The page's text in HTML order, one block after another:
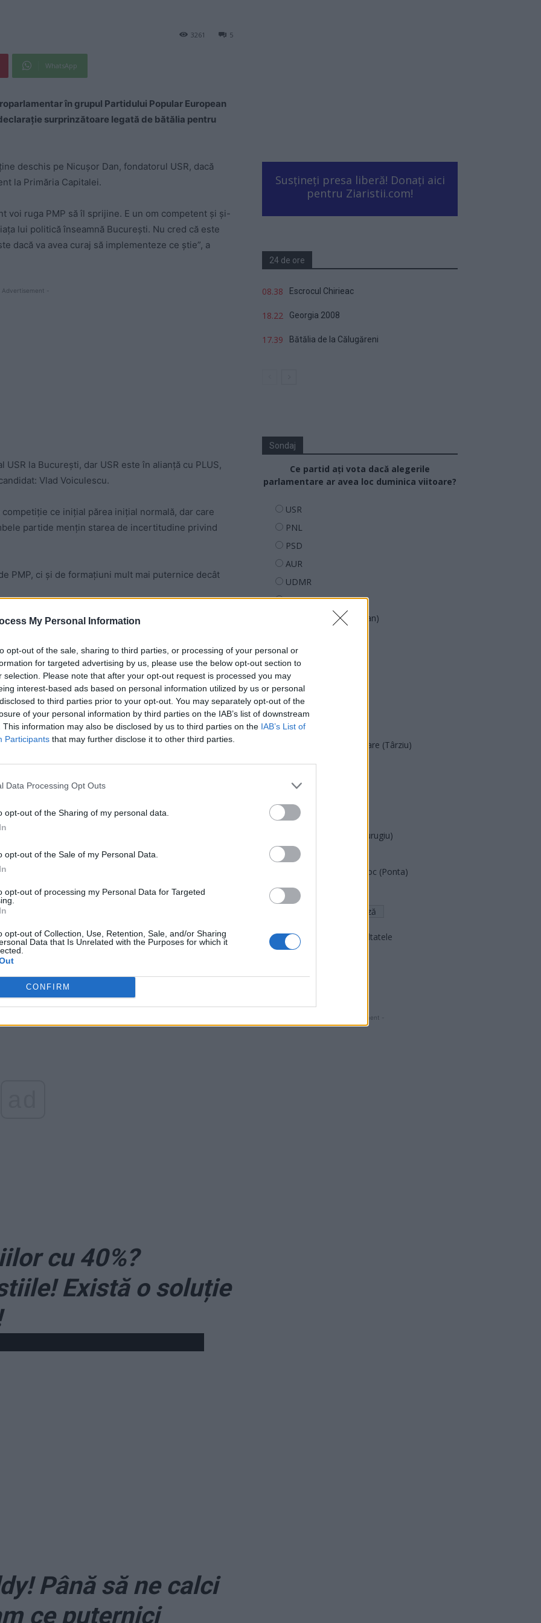
My Personal Information
opt-out of the sale, sharing to third parties, or processing of your personal or
for targeted advertising by us, please use the below opt-out section to
selection. Please note that after your opt-out request is processed you may
interest-based ads based on personal information utilized by us or personal
to third parties prior to your opt-out. You may separately opt-out of the
of your personal information by third parties on the IAB’s list of downstream
This information may also be disclosed by us to third parties on the IAB’s List of
Participants that may further disclose it to other third parties.
Data Processing Opt Outs
opt-out of the Sharing of my personal data.
opt-out of the Sale of my Personal Data.
opt-out of processing my Personal Data for Targeted
opt-out of Collection, Use, Retention, Sale, and/or Sharing
Data that Is Unrelated with the Purposes for which it
CONFIRM
5
3261
WhatsApp
în grupul Partidului Popular European
surprinzătoare legată de bătălia pentru
deschis pe Nicuşor Dan, fondatorul USR, dacă
la Primăria Capitalei.
voi ruga PMP să îl sprijine. E un om competent și și-
lui politică înseamnă București. Nu cred că este
dacă va avea curaj să implementeze ce știe”, a
Advertisement -
la Bucureşti, dar USR este în alianţă cu PLUS,
Vlad Voiculescu.
ce iniţial părea iniţial normală, dar care
partide menţin starea de incertitudine privind
PMP, ci şi de formaţiuni mult mai puternice decât
-
PNL la Bucureşti, iar Nicuşor Dan este una dintre
susţin candidatul care are cele mai mari şanse să
cine preferă dintre cei doi candidaţi, Nicuşor Dan şi
pe cel care are sprijinul bucureştenilor.
din zona de dreapta, atunci Gabriela Firea va
unul consecvent, miza este să susţinem candidatul
Firea acasă. Şi avem pe partea dreaptă, şi aici
avem capacitatea şi maturitatea politică să avem un
că dacă vom avea şi de această dată doi, trei,
2016, vom lăsa Bucureştiul pentru încă patru ani în
într-un oraş blocat”, a mai
cu 40%?
Există o soluție
Până să ne calci
ce puternici
Susțineți presa liberă! Donați aici
pentru Ziaristii.com!
24 de ore
08.38 Escrocul Chirieac
18.22 Georgia 2008
17.39 Bătălia de la Călugăreni
Sondaj
Ce partid ați vota dacă alegerile
parlamentare ar avea loc duminica viitoare?
USR
PNL
PSD
AUR
UDMR
PMP (Tomac)
Forța Dreptei (L. Orban)
REPER
SENS
SOS (Șoșoacă)
PACE (Peia)
Acțiunea Conservatoare (Târziu)
PDF (Lazarus)
PUSL (D. Voiculescu)
PNCR (Terheș)
Partidul Patrioților (Surugiu)
FAR (Coarnă)
România pe Primul Loc (Ponta)
Altul
Arată rezultatele
- Advertisment -